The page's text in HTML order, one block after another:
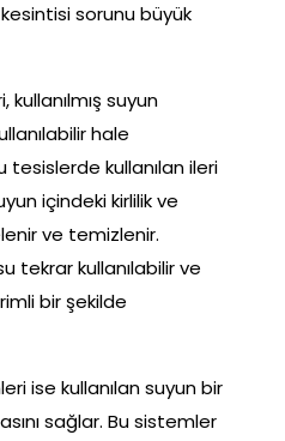
sorunu büyük
kullanılmış suyun
hale
tesislerde kullanılan ileri
içindeki kirlilik ve
ve temizlenir.
tekrar kullanılabilir ve
bir şekilde
ise kullanılan suyun bir
sağlar. Bu sistemler